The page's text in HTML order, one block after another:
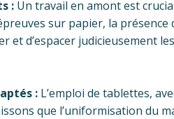
: Un travail en amont est
sur papier, la
et d’espacer judicieusement
: L’emploi de tablettes,
que l’uniformisation du